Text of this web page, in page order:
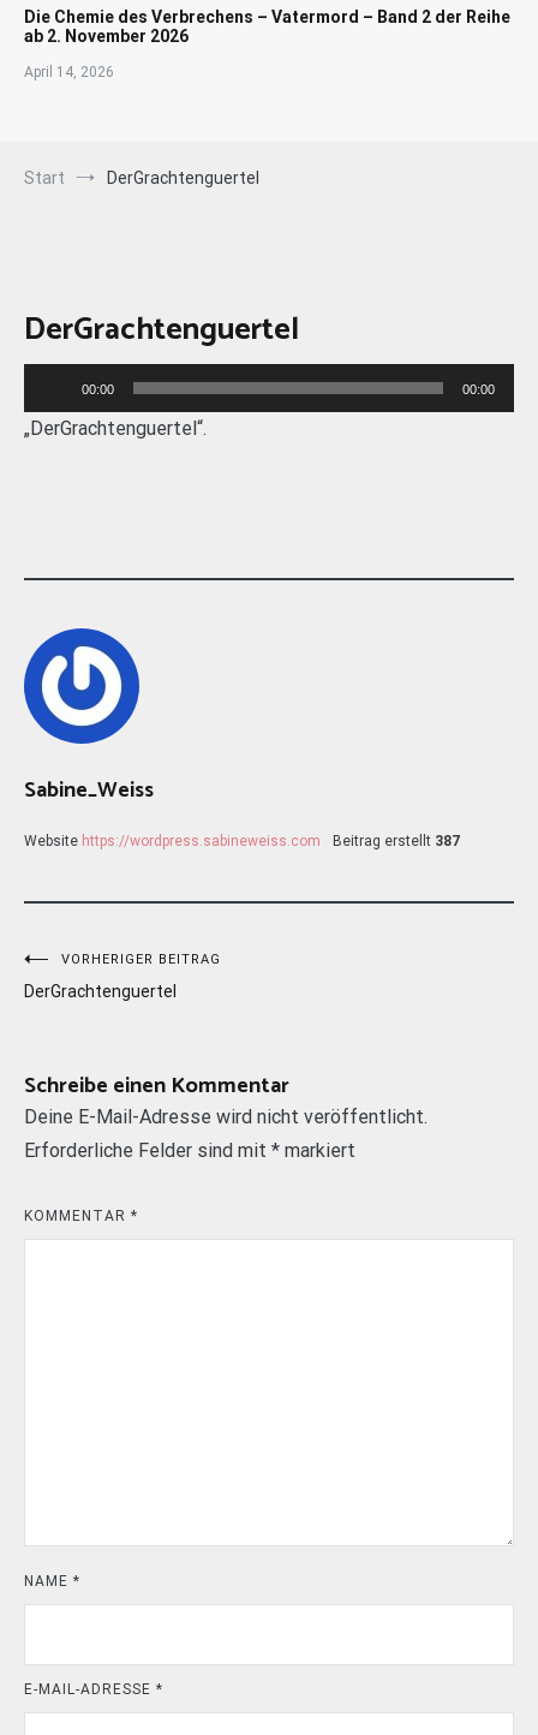
Die Chemie des Verbrechens – Vatermord – Band 2 der Reihe
ab 2. November 2026
April 14, 2026
Start DerGrachtenguertel
DerGrachtenguertel
Player
00:00 00:00
„DerGrachtenguertel“.
Sabine_Weiss
Website https://wordpress.sabineweiss.com Beitrag erstellt 387
Beitragsnavigation
VORHERIGER BEITRAG
DerGrachtenguertel
Schreibe einen Kommentar
Deine E-Mail-Adresse wird nicht veröffentlicht.
Erforderliche Felder sind mit * markiert
KOMMENTAR *
NAME *
E-MAIL-ADRESSE *